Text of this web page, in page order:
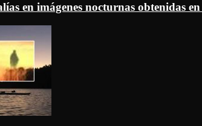
en imágenes nocturnas obtenidas